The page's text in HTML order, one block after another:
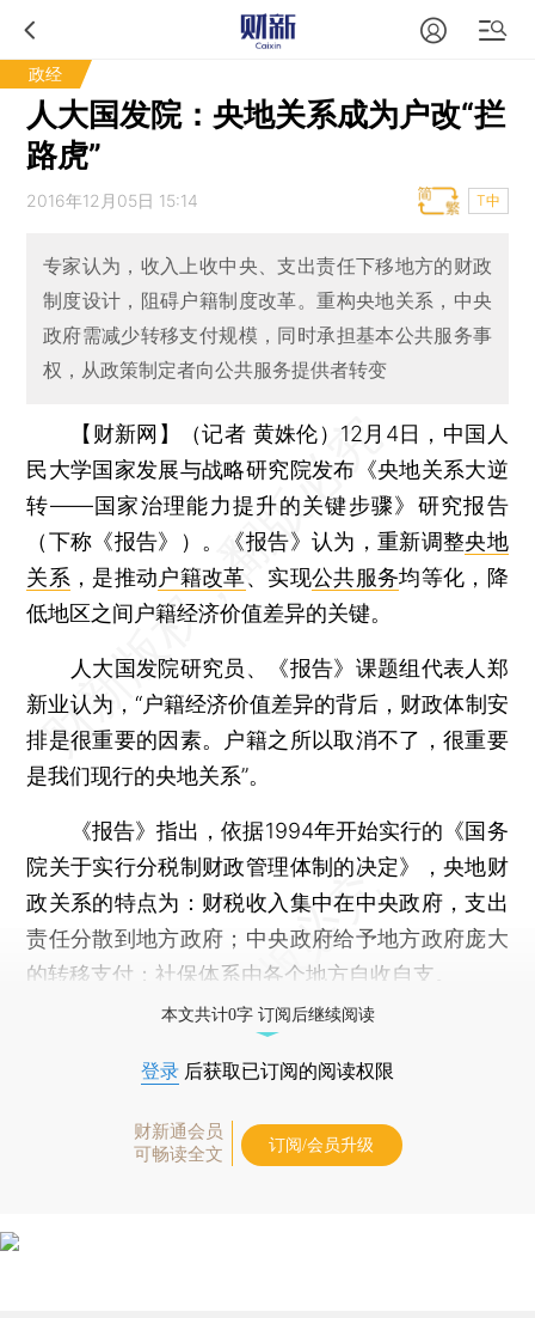
政经
人大国发院：央地关系成为户改“拦
路虎”
2016年12月05日 15:14 T中
专家认为，收入上收中央、支出责任下移地方的财政
制度设计，阻碍户籍制度改革。重构央地关系，中央
政府需减少转移支付规模，同时承担基本公共服务事
权，从政策制定者向公共服务提供者转变
【财新网】（记者 黄姝伦） 12月4日，中国人
民大学国家发展与战略研究院发布《央地关系大逆
转——国家治理能力提升的关键步骤》研究报告
（下称《报告》）。《报告》认为，重新调整央地
关系 ，是推动 户籍改革、实现公共服务均等化，降
低地区之间户籍经济价值差异的关键。
人大国发院研究员、《报告》课题组代表人郑
新业认为，“户籍经济价值差异的背后，财政体制安
排是很重要的因素。户籍之所以取消不了，很重要
是我们现行的央地关系”。
《报告》指出，依据1994年开始实行的《国务
院关于实行分税制财政管理体制的决定》，央地财
政关系的特点为：财税收入集中在中央政府，支出
责任分散到地方政府；中央政府给予地方政府庞大
的转移支付；社保体系由各个地方自收自支。
本文共计0字 订阅后继续阅读
登录 后获取已订阅的阅读权限
财新通会员
可畅读全文
订阅/会员升级